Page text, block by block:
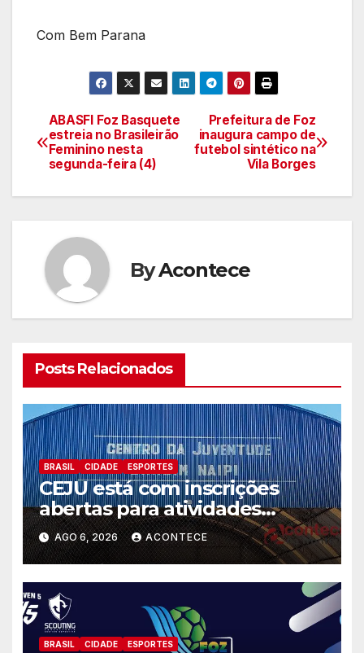
Com Bem Parana
Navegação
de
artigos
Prefeitura de Foz
inaugura campo de
futebol sintético na
Vila Borges
ABASFI Foz Basquete
estreia no Brasileirão
Feminino nesta
segunda-feira (4)
ByAcontece
Posts Relacionados
BRASIL CIDADE ESPORTES
CEJU está com inscrições
abertas para atividades
gratuitas
AGO 6, 2026 ACONTECE
BRASIL CIDADE ESPORTES